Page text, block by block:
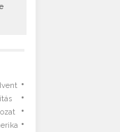
•
•
•
•